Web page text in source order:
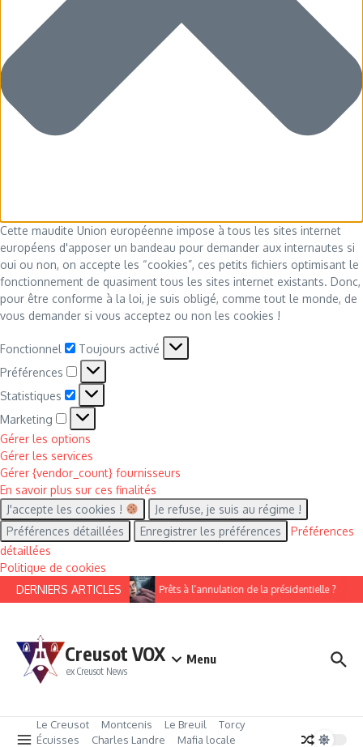
Cette maudite Union européenne impose à tous les sites internet
européens d'apposer un bandeau pour demander aux internautes si
oui ou non, on accepte les “cookies”, ces petits fichiers optimisant le
fonctionnement de quasiment tous les sites internet existants. Donc,
pour être conforme à la loi, je suis obligé, comme tout le monde, de
vous demander si vous acceptez ou non les cookies !
Fonctionnel Fonctionnel
Toujours activé
Préférences
Préférences
Statistiques Statistiques
Marketing
Marketing
Gérer les options
Gérer les services
Gérer {vendor_count} fournisseurs
En savoir plus sur ces finalités
J'accepte les cookies !
Je refuse, je suis au régime !
Préférences détaillées
Enregistrer les préférences
Préférences
détaillées
Politique de cookies
Aller au contenu
DERNIERS ARTICLES Prêts à l’annulation de la présidentielle ?
Creusot VOX
ex Creusot News
Menu
Le Creusot Montcenis Le Breuil
Torcy
Écuisses
Charles Landre
Mafia locale